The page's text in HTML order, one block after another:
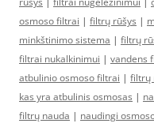
osmoso filtrai | filtrų rūšys |
minkštinimo sistema | filtrų
filtrai nukalkinimui | vandens
atbulinio osmoso filtrai | filtrų
kas yra atbulinis osmosas |
filtrų nauda | naudingi